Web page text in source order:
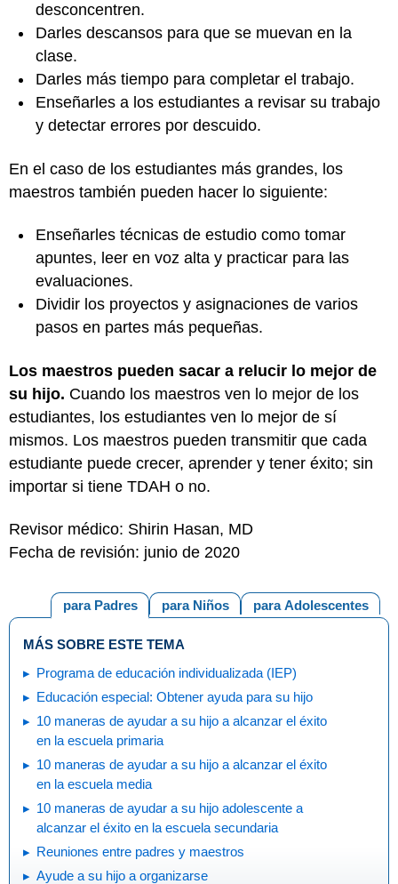
desconcentren.
Darles descansos para que se muevan en la
clase.
Darles más tiempo para completar el trabajo.
Enseñarles a los estudiantes a revisar su trabajo
y detectar errores por descuido.
En el caso de los estudiantes más grandes, los
maestros también pueden hacer lo siguiente:
Enseñarles técnicas de estudio como tomar
apuntes, leer en voz alta y practicar para las
evaluaciones.
Dividir los proyectos y asignaciones de varios
pasos en partes más pequeñas.
Los maestros pueden sacar a relucir lo mejor de
su hijo. Cuando los maestros ven lo mejor de los
estudiantes, los estudiantes ven lo mejor de sí
mismos. Los maestros pueden transmitir que cada
estudiante puede crecer, aprender y tener éxito; sin
importar si tiene TDAH o no.
Revisor médico: Shirin Hasan, MD
Fecha de revisión: junio de 2020
para Adolescentes
para Niños
para Padres
MÁS SOBRE ESTE TEMA
Programa de educación individualizada (IEP)
Educación especial: Obtener ayuda para su hijo
10 maneras de ayudar a su hijo a alcanzar el éxito
en la escuela primaria
10 maneras de ayudar a su hijo a alcanzar el éxito
en la escuela media
10 maneras de ayudar a su hijo adolescente a
alcanzar el éxito en la escuela secundaria
Reuniones entre padres y maestros
Ayude a su hijo a organizarse